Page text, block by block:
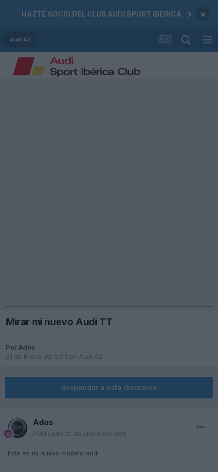
HAZTE SOCIO DEL CLUB AUDI SPORT IBERICA ×
Audi A2
Mirar mi nuevo Audi TT
PorAdos
21 de Enero del 2011 en Audi A2
Responder a esta discusión
Ados
Publicado 21 de Enero del 2011
Este es mi nuevo modelo audi